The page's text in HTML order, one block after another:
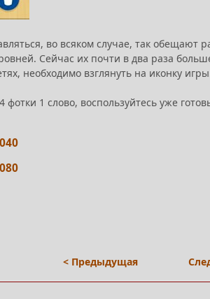
во всяком случае, так обещают
Сейчас их почти в два раза
необходимо взглянуть на иконку
фотки 1 слово, воспользуйтесь уже
< Предыдущая